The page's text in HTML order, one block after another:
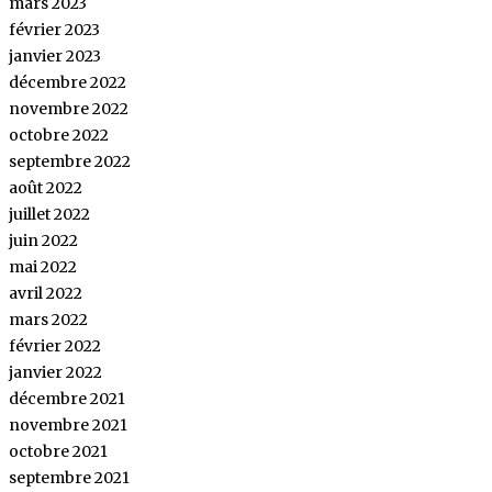
février 2023
janvier 2023
décembre 2022
novembre 2022
octobre 2022
septembre 2022
août 2022
juillet 2022
juin 2022
mai 2022
avril 2022
mars 2022
février 2022
janvier 2022
décembre 2021
novembre 2021
octobre 2021
septembre 2021